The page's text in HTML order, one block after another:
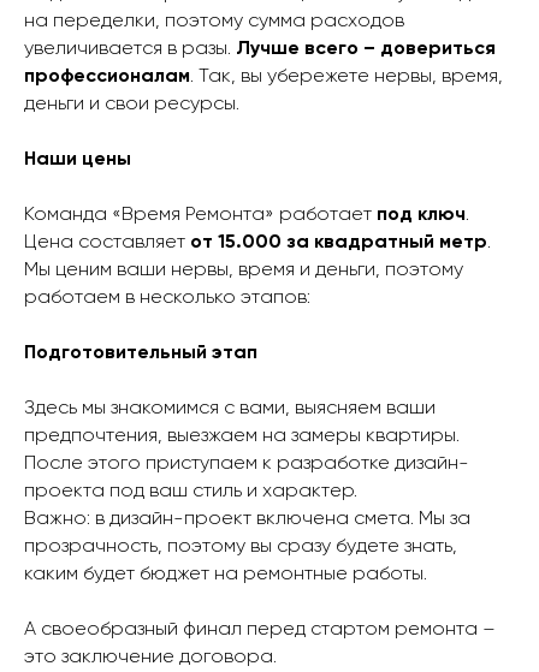
на переделки, поэтому сумма расходов
увеличивается в разы. Лучше всего – довериться
профессионалам. Так, вы убережете нервы, время,
деньги и свои ресурсы.
Наши цены
Команда «Время Ремонта» работает под ключ.
Цена составляет от 15.000 за квадратный метр.
Мы ценим ваши нервы, время и деньги, поэтому
работаем в несколько этапов:
Подготовительный этап
Здесь мы знакомимся с вами, выясняем ваши
предпочтения, выезжаем на замеры квартиры.
После этого приступаем к разработке дизайн-
проекта под ваш стиль и характер.
Важно: в дизайн-проект включена смета. Мы за
прозрачность, поэтому вы сразу будете знать,
каким будет бюджет на ремонтные работы.
А своеобразный финал перед стартом ремонта –
это заключение договора.